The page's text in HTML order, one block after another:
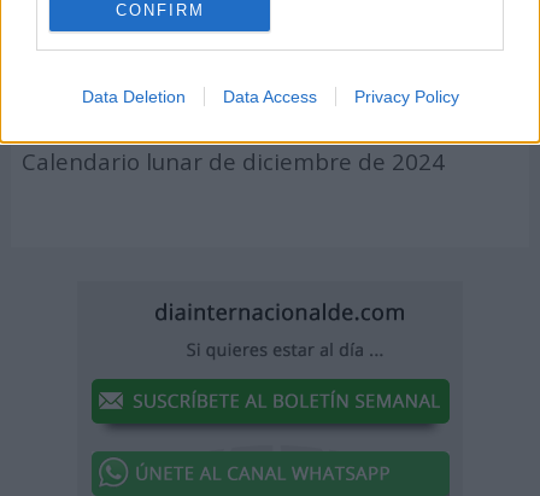
CONFIRM
Data Deletion Data Access Privacy Policy
Calendario lunar de septiembre de 2024
Calendario lunar de noviembre de 2024
Calendario lunar de diciembre de 2024